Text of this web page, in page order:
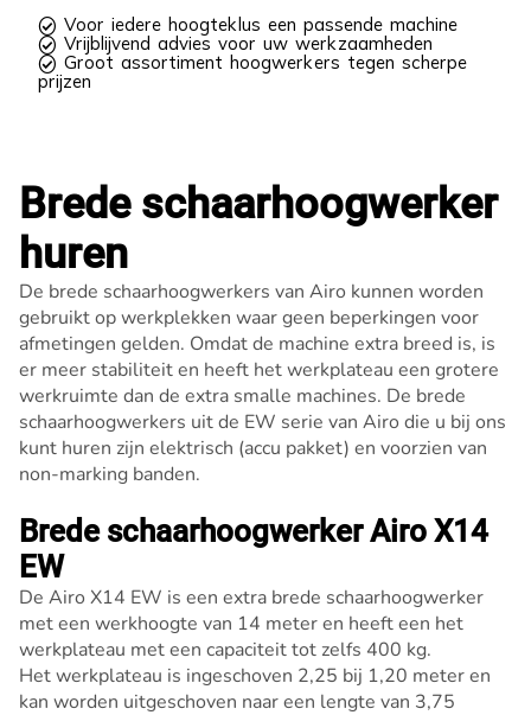
 Voor iedere hoogteklus een passende machine
 Vrijblijvend advies voor uw werkzaamheden
 Groot assortiment hoogwerkers tegen scherpe
prijzen
Brede schaarhoogwerker
huren
De brede schaarhoogwerkers van Airo kunnen worden
gebruikt op werkplekken waar geen beperkingen voor
afmetingen gelden. Omdat de machine extra breed is, is
er meer stabiliteit en heeft het werkplateau een grotere
werkruimte dan de extra smalle machines. De brede
schaarhoogwerkers uit de EW serie van Airo die u bij ons
kunt huren zijn elektrisch (accu pakket) en voorzien van
non-marking banden.
Brede schaarhoogwerker Airo X14
EW
De Airo X14 EW is een extra brede schaarhoogwerker
met een werkhoogte van 14 meter en heeft een het
werkplateau met een capaciteit tot zelfs 400 kg.
Het werkplateau is ingeschoven 2,25 bij 1,20 meter en
kan worden uitgeschoven naar een lengte van 3,75